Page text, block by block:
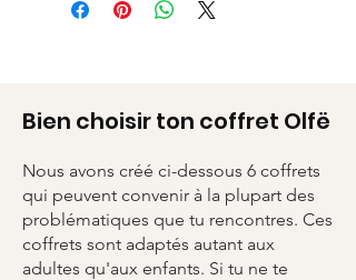
Garantie sans plomb, sans
nickel, sans cadium
Tour en perles Miyuki du
Japon
Packaging en carton 100 %
recyclé & 100 % recyclable
Bien choisir ton coffret Olfë
Nous avons créé ci-dessous 6 coffrets
qui peuvent convenir à la plupart des
problématiques que tu rencontres. Ces
coffrets sont adaptés autant aux
adultes qu'aux enfants. Si tu ne te